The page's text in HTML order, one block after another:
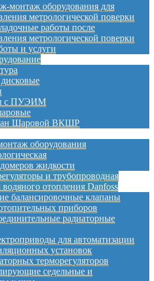
монтаж оборудования для
метрологической поверки
работы после
метрологической поверки
и услуги
с ПУЭИМ
Шаровой ВКШР
оборудования
жидкости
и трубопроводная
водяного отопления Danfoss
балансировочные клапаны
приборов
радиаторные
для автоматизации
установок
терморегуляторов
седельные и